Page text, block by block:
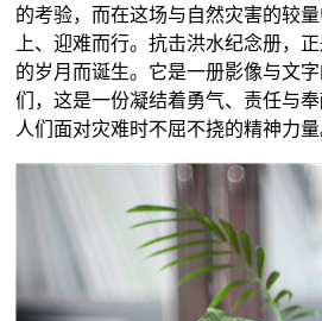
的考验，而在这场与自然灾害的较
上、迎难而行。抗击洪水纪念册，
的岁月而诞生。它是一册影像与文
们，这是一份凝结着勇气、责任与
人们面对灾难时不屈不挠的精神力量